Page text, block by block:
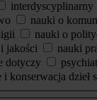
interdyscyplinarny
nauki o
nauki o
jakości
nauki
dotyczy
i konserwacja dzieł